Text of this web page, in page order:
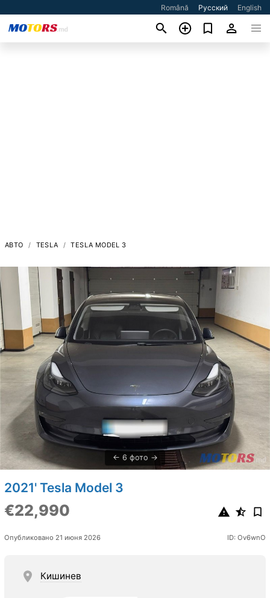
Română Русский English
АВТО TESLA TESLA MODEL 3
6 фото
2021' Tesla Model 3
€22,990
Опубликовано 21 июня 2026 ID: Ov6wnO
Кишинев